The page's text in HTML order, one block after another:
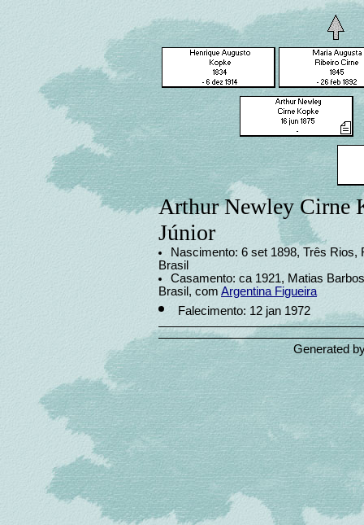
Arthur Newley Cirne
Júnior
Nascimento: 6 set 1898, Três Rios,
Brasil
Casamento: ca 1921, Matias
Brasil, com Argentina Figueira
Falecimento: 12 jan 1972
Generated